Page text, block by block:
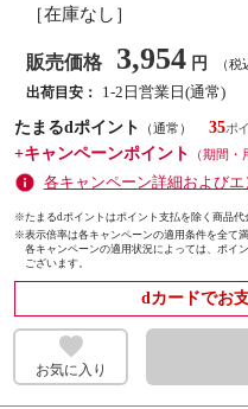
［在庫なし］
販売価格 3,954 円 （税
出荷目安：
1-2日営業日(通常)
たまるdポイント
（通常）
35
+キャンペーンポイント
（期間・
各キャンペーン詳細および
※たまるdポイントはポイント支払を除く商品代
※表示倍率は各キャンペーンの適用条件を全て
各キャンペーンの適用状況によっては、ポイ
ございます。
dカードでお
お気に入り